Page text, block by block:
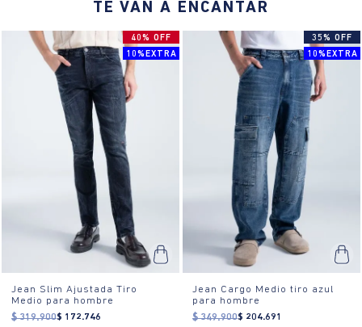
TE VAN A ENCANTAR
40% OFF
10%EXTRA
Jean Slim Ajustada Tiro
Medio para hombre
$ 319.900$ 172.746
35% OFF
10%EXTRA
Jean Cargo Medio tiro azul
para hombre
$ 349.900$ 204.691